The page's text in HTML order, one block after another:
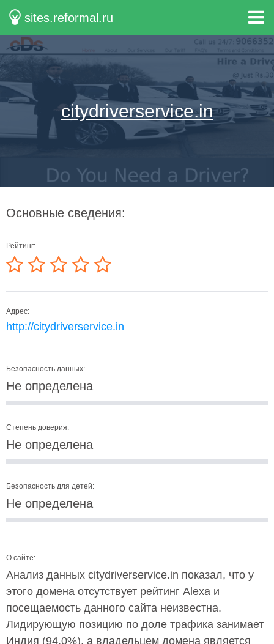
sites.reformal.ru
citydriverservice.in
Основные сведения:
Рейтинг:
Адрес:
http://citydriverservice.in
Безопасность данных:
Не определена
Степень доверия:
Не определена
Безопасность для детей:
Не определена
О сайте:
Анализ данных citydriverservice.in показал, что у
этого домена отсутствует рейтинг Alexa и
посещаемость данного сайта неизвестна.
Лидирующую позицию по доле трафика занимает
Индия (94,0%), а владельцем домена является